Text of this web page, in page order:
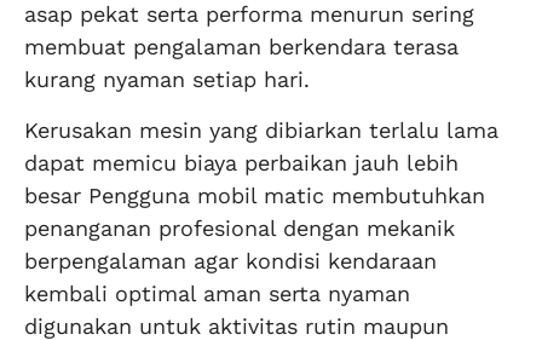
asap pekat serta performa menurun sering
membuat pengalaman berkendara terasa
kurang nyaman setiap hari.
Kerusakan mesin yang dibiarkan terlalu lama
dapat memicu biaya perbaikan jauh lebih
besar Pengguna mobil matic membutuhkan
penanganan profesional dengan mekanik
berpengalaman agar kondisi kendaraan
kembali optimal aman serta nyaman
digunakan untuk aktivitas rutin maupun